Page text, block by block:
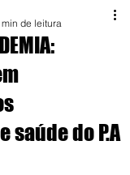
do P.A
min de leitura